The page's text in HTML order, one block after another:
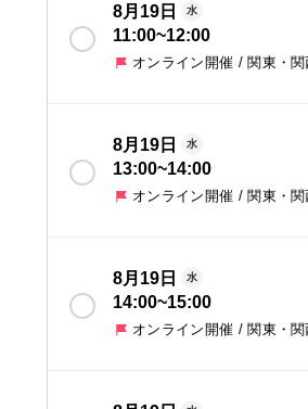
8月19日 水
11:00~12:00
オンライン開催 / 関東・
8月19日 水
13:00~14:00
オンライン開催 / 関東・
8月19日 水
14:00~15:00
オンライン開催 / 関東・